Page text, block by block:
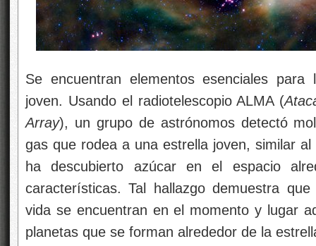
Se encuentran elementos esenciales
joven. Usando el radiotelescopio ALMA (
Array), un grupo de astrónomos detectó
gas que rodea a una estrella joven, similar
ha descubierto azúcar en el espacio
características. Tal hallazgo demuestra
vida se encuentran en el momento y lugar
planetas que se forman alrededor de la